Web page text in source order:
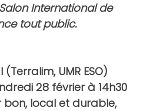
International de
tout public.
(Terralim, UMR ESO)
28 février à 14h30
bon, local et durable,